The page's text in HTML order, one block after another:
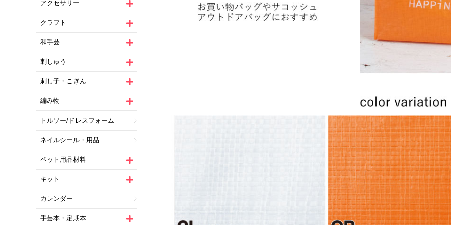
アクセサリー
クラフト
和手芸
刺しゅう
刺し子・こぎん
編み物
トルソー/ドレスフォーム
ネイルシール・用品
ペット用品材料
キット
カレンダー
手芸本・定期本